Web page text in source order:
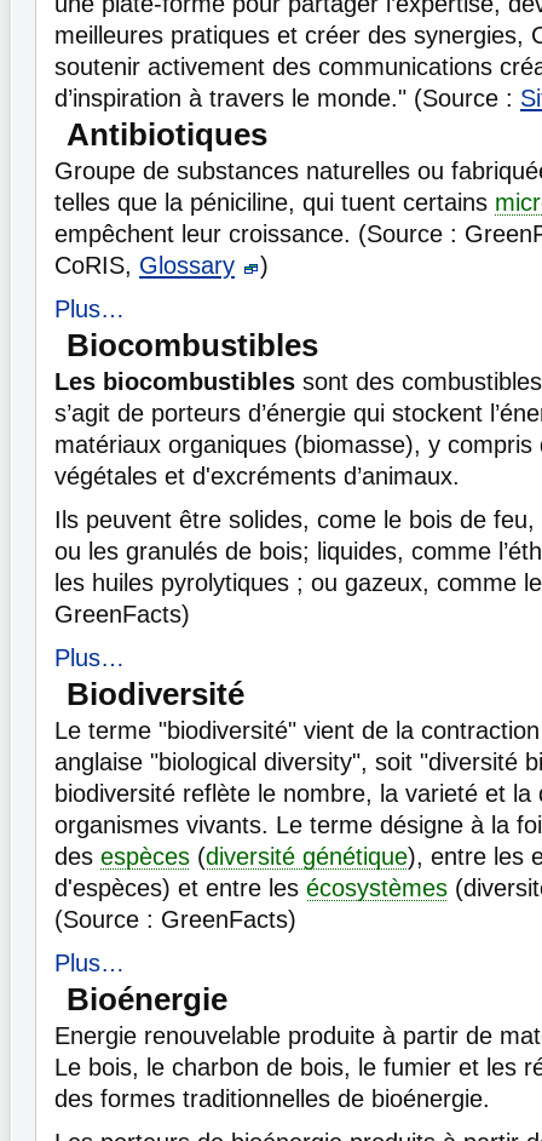
meilleures pratiques et créer des synergies,
soutenir activement des communications
d’inspiration à travers le monde." (Source :
Antibiotiques
Groupe de substances naturelles ou
telles que la péniciline, qui tuent certains
empêchent leur croissance. (Source :
CoRIS, Glossary
)
Plus…
Biocombustibles
Les biocombustibles sont des
s’agit de porteurs d’énergie qui stockent
matériaux organiques (biomasse), y compris
végétales et d'excréments d’animaux.
Ils peuvent être solides, come le bois de
ou les granulés de bois; liquides, comme
les huiles pyrolytiques ; ou gazeux, comme
GreenFacts)
Plus…
Biodiversité
Le terme "biodiversité" vient de la
anglaise "biological diversity", soit "diversité
biodiversité reflète le nombre, la varieté et la
organismes vivants. Le terme désigne à la
des espèces (diversité génétique), entre les
d'espèces) et entre les écosystèmes
(Source : GreenFacts)
Plus…
Bioénergie
Energie renouvelable produite à partir de
Le bois, le charbon de bois, le fumier et les
des formes traditionnelles de bioénergie.